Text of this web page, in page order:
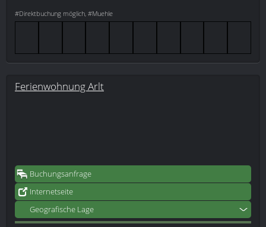
#Direktbuchung möglich, #Muehle
Ferienwohnung Arlt
Buchungsanfrage
Internetseite
Geografische Lage